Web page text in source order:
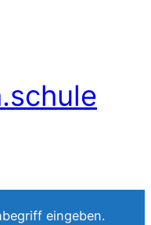
eingeben.